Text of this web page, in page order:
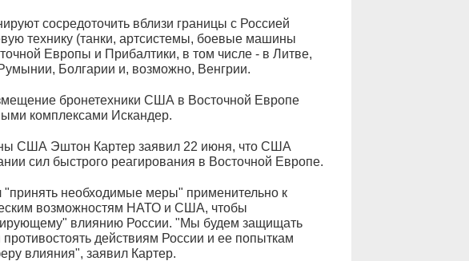
сосредоточить вблизи границы с Россией
технику (танки, артсистемы, боевые машины
Европы и Прибалтики, в том числе - в Литве,
Болгарии и, возможно, Венгрии.
бронетехники США в Восточной Европе
комплексами Искандер.
США Эштон Картер заявил 22 июня, что США
сил быстрого реагирования в Восточной Европе.
необходимые меры" применительно к
возможностям НАТО и США, чтобы
влиянию России. "Мы будем защищать
действиям России и ее попыткам
влияния", заявил Картер.